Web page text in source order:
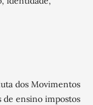
dos Movimentos
de ensino impostos